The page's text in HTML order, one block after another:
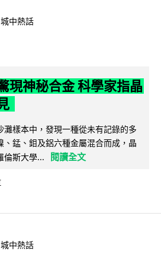
城中熱話
現神秘合金 科學家指晶
樣本中，發現一種從未有記錄的多
錳、鉬及鋁六種金屬混合而成，晶
倫斯大學...
閱讀全文
城中熱話